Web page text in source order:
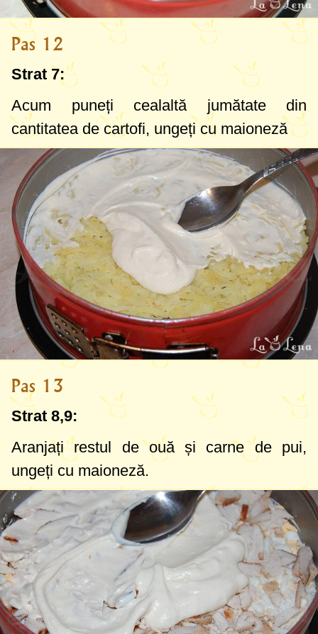
Pas 12
Strat 7:
Acum puneți cealaltă jumătate din
cantitatea de cartofi, ungeți cu maioneză
Pas 13
Strat 8,9:
Aranjați restul de ouă și carne de pui,
ungeți cu maioneză.